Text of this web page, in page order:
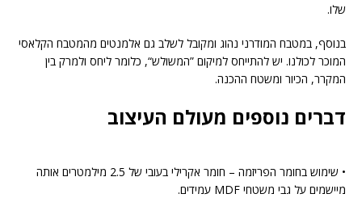
שלו.
בנוסף, במטבח המודרני נהוג ומקובל לשלב גם אלמנטים מהמטבח הקלאסי
המוכר לכולנו. יש להתייחס למיקום ”המשולש“, כלומר ליחס ולמרק בין
המקרר, הכיור ומשטח ההכנה.
דברים נוספים מעולם העיצוב
• שימוש בחומר הפריזמה – חומר אקרילי בעובי של 2.5 מילמטרים אותה
מיישמים על גבי משטחי MDF עמידים.